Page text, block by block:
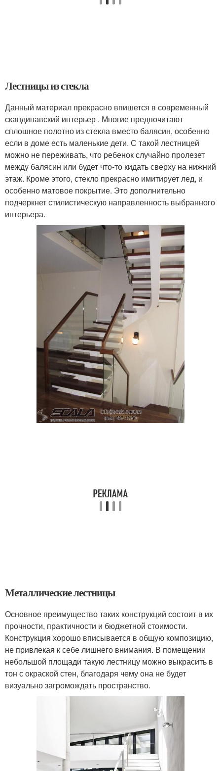
Лестницы из стекла
Данный материал прекрасно впишется в современный
скандинавский интерьер . Многие предпочитают
сплошное полотно из стекла вместо балясин, особенно
если в доме есть маленькие дети. С такой лестницей
можно не переживать, что ребенок случайно пролезет
между балясин или будет что-то кидать сверху на нижний
этаж. Кроме этого, стекло прекрасно имитирует лед, и
особенно матовое покрытие. Это дополнительно
подчеркнет стилистическую направленность выбранного
интерьера.
Металлические лестницы
Основное преимущество таких конструкций состоит в их
прочности, практичности и бюджетной стоимости.
Конструкция хорошо вписывается в общую композицию,
не привлекая к себе лишнего внимания. В помещении
небольшой площади такую лестницу можно выкрасить в
тон с окраской стен, благодаря чему она не будет
визуально загромождать пространство.